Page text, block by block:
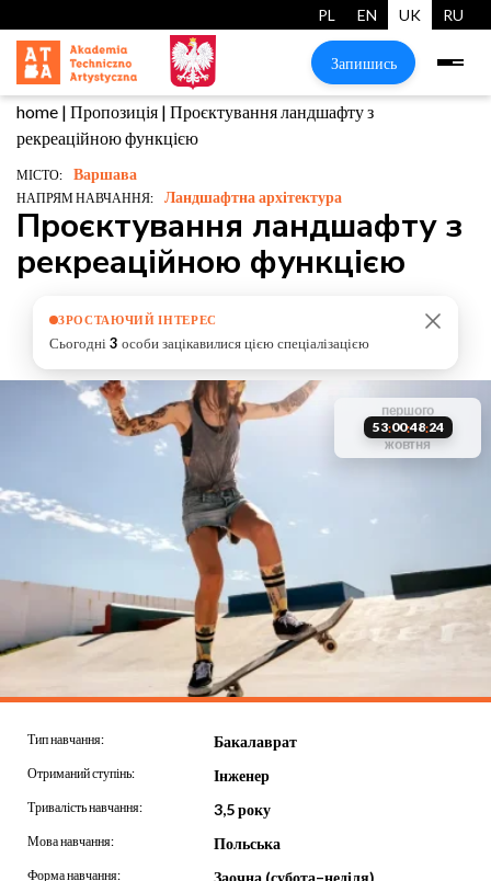
PL EN UK RU
Запишись
home | Пропозиція | Проєктування ландшафту з
рекреаційною функцією
МІСТО: Варшава
НАПРЯМ НАВЧАННЯ: Ландшафтна архітектура
Проєктування ландшафту з
рекреаційною функцією
ЗРОСТАЮЧИЙ ІНТЕРЕС
Сьогодні 3 особи зацікавилися цією спеціалізацією
Тип навчання: Бакалаврат
Отриманий ступінь: Інженер
Тривалість навчання: 3,5 року
Мова навчання: Польська
Форма навчання: Заочна (субота–неділя)
старт
першого
зарезервуй
місць
старт
53:00:48:23
навчання
жовтня
своє місце
обмежено